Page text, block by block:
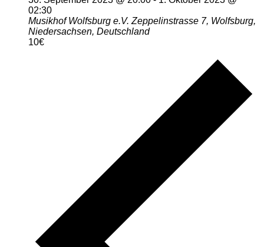
02:30
Musikhof Wolfsburg e.V. Zeppelinstrasse 7, Wolfsburg,
Niedersachsen, Deutschland
10€